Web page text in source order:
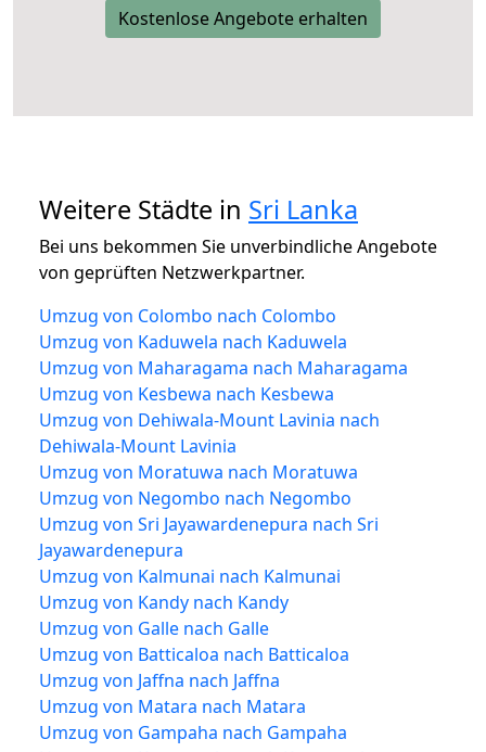
Kostenlose Angebote erhalten
Weitere Städte in Sri Lanka
Bei uns bekommen Sie unverbindliche Angebote
von geprüften Netzwerkpartner.
Umzug von Colombo nach Colombo
Umzug von Kaduwela nach Kaduwela
Umzug von Maharagama nach Maharagama
Umzug von Kesbewa nach Kesbewa
Umzug von Dehiwala-Mount Lavinia nach
Dehiwala-Mount Lavinia
Umzug von Moratuwa nach Moratuwa
Umzug von Negombo nach Negombo
Umzug von Sri Jayawardenepura nach Sri
Jayawardenepura
Umzug von Kalmunai nach Kalmunai
Umzug von Kandy nach Kandy
Umzug von Galle nach Galle
Umzug von Batticaloa nach Batticaloa
Umzug von Jaffna nach Jaffna
Umzug von Matara nach Matara
Umzug von Gampaha nach Gampaha